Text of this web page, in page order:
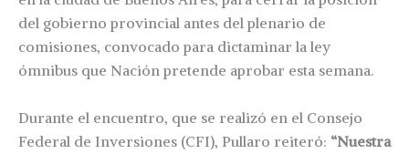
del gobierno provincial antes del plenario de
comisiones, convocado para dictaminar la ley
ómnibus que Nación pretende aprobar esta semana.
Durante el encuentro, que se realizó en el Consejo
Federal de Inversiones (CFI), Pullaro reiteró: “Nuestra